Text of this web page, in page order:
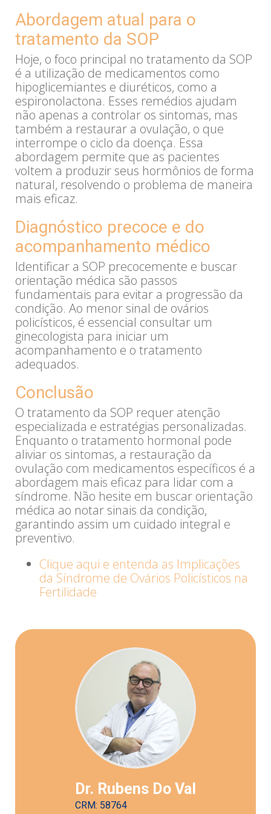
Abordagem atual para o
tratamento da SOP
Hoje, o foco principal no tratamento da SOP
é a utilização de medicamentos como
hipoglicemiantes e diuréticos, como a
espironolactona. Esses remédios ajudam
não apenas a controlar os sintomas, mas
também a restaurar a ovulação, o que
interrompe o ciclo da doença. Essa
abordagem permite que as pacientes
voltem a produzir seus hormônios de forma
natural, resolvendo o problema de maneira
mais eficaz.
Diagnóstico precoce e do
acompanhamento médico
Identificar a SOP precocemente e buscar
orientação médica são passos
fundamentais para evitar a progressão da
condição. Ao menor sinal de ovários
policísticos, é essencial consultar um
ginecologista para iniciar um
acompanhamento e o tratamento
adequados.
Conclusão
O tratamento da SOP requer atenção
especializada e estratégias personalizadas.
Enquanto o tratamento hormonal pode
aliviar os sintomas, a restauração da
ovulação com medicamentos específicos é a
abordagem mais eficaz para lidar com a
síndrome. Não hesite em buscar orientação
médica ao notar sinais da condição,
garantindo assim um cuidado integral e
preventivo.
Clique aqui e entenda as Implicações
da Síndrome de Ovários Policísticos na
Fertilidade
Dr. Rubens Do Val
CRM: 58764